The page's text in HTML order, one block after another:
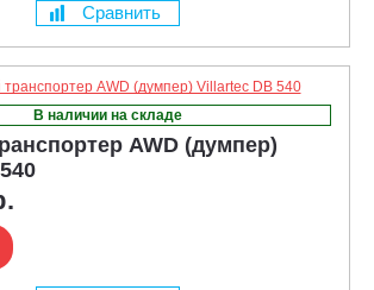
Сравнить
В наличии на складе
AWD (думпер)